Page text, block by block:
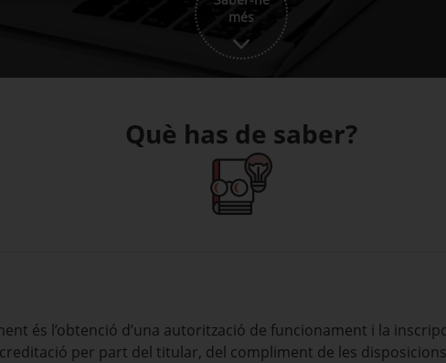
més
Què has de saber?
és l’obtenció d’una autorització de funcionament i la
per part del titular, del compliment de les